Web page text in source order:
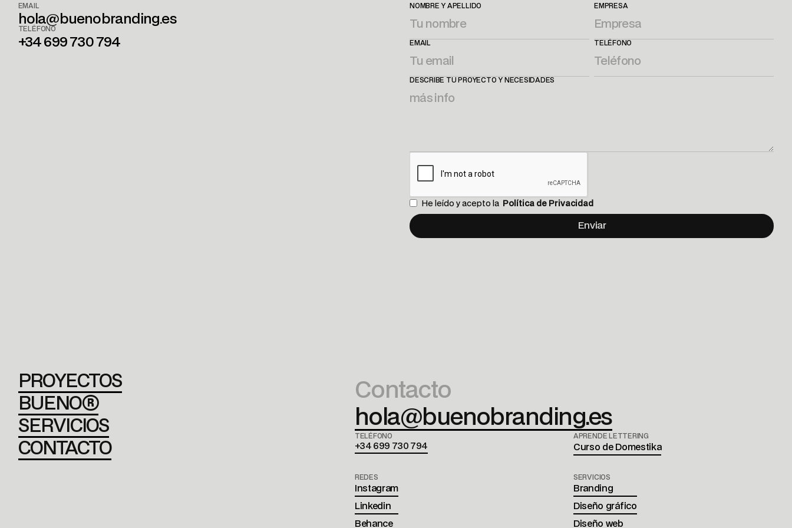
EMAIL
hola@buenobranding.es
TELÉFONO
+34 699 730 794
NOMBRE Y APELLIDO EMPRESA
EMAIL TELÉFONO
DESCRIBE TU PROYECTO Y NECESIDADES
He leído y acepto la Política de Privacidad
PROYECTOS
BUENO®
SERVICIOS
CONTACTO
Contacto
hola@buenobranding.es
TELÉFONO
+34 699 730 794
APRENDE LETTERING
Curso de Domestika
REDES
Instagram
Linkedin
Behance
SERVICIOS
Branding
Diseño gráfico
Diseño web